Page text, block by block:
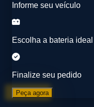
Informe seu veículo
Escolha a bateria ideal
Finalize seu pedido
Peça agora